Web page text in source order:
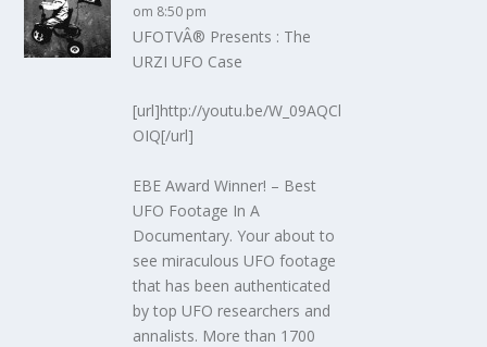
om 8:50 pm
UFOTVÂ® Presents : The
URZI UFO Case
[url]http://youtu.be/W_09AQCl
OIQ[/url]
EBE Award Winner! – Best
UFO Footage In A
Documentary. Your about to
see miraculous UFO footage
that has been authenticated
by top UFO researchers and
annalists. More than 1700